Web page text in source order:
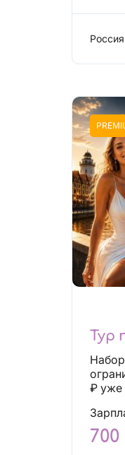
Россия
Тур
Набор в
ограничено
700